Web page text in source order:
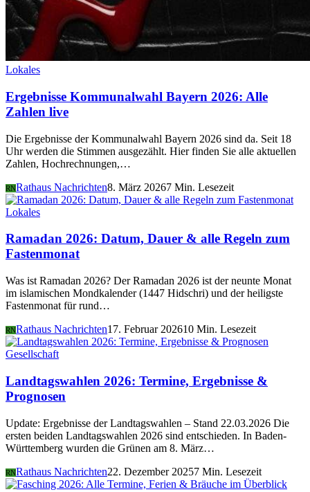
Lokales
Ergebnisse Kommunalwahl Bayern 2026: Alle
Zahlen live
Die Ergebnisse der Kommunalwahl Bayern 2026 sind da. Seit 18
Uhr werden die Stimmen ausgezählt. Hier finden Sie alle aktuellen
Zahlen, Hochrechnungen,…
RNRathaus Nachrichten8. März 20267 Min. Lesezeit
Lokales
Ramadan 2026: Datum, Dauer & alle Regeln zum
Fastenmonat
Was ist Ramadan 2026? Der Ramadan 2026 ist der neunte Monat
im islamischen Mondkalender (1447 Hidschri) und der heiligste
Fastenmonat für rund…
RNRathaus Nachrichten17. Februar 202610 Min. Lesezeit
Gesellschaft
Landtagswahlen 2026: Termine, Ergebnisse &
Prognosen
Update: Ergebnisse der Landtagswahlen – Stand 22.03.2026 Die
ersten beiden Landtagswahlen 2026 sind entschieden. In Baden-
Württemberg wurden die Grünen am 8. März…
RNRathaus Nachrichten22. Dezember 20257 Min. Lesezeit